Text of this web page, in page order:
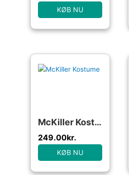
KØB NU
McKiller Kostume
249.00kr.
KØB NU